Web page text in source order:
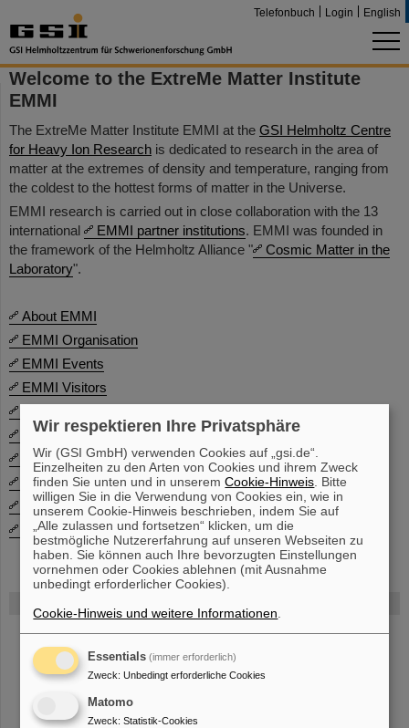
Telefonbuch Login English
Bei GSI entsteht das neue Beschleunigerzentrum FAIR.
Erfahren Sie mehr.
Welcome to the ExtreMe Matter Institute
EMMI
The ExtreMe Matter Institute EMMI at the GSI Helmholtz Centre
for Heavy Ion Research is dedicated to research in the area of
matter at the extremes of density and temperature, ranging from
the coldest to the hottest forms of matter in the Universe.
EMMI research is carried out in close collaboration with the 13
international
EMMI partner institutions. EMMI was founded in
the framework of the Helmholtz Alliance "
Cosmic Matter in the
Laboratory".
About EMMI
EMMI Organisation
EMMI Events
EMMI Visitors
EMMI for Members
Acknowledging EMMI
EMMI Contact
Helmholtz Alliance
Alliance Publications
Wir respektieren Ihre Privatsphäre
Wir (GSI GmbH) verwenden Cookies auf „gsi.de“.
Einzelheiten zu den Arten von Cookies und ihrem Zweck
finden Sie unten und in unseremCookie-Hinweis . Bitte
willigen Sie in die Verwendung von Cookies ein, wie in
unserem Cookie-Hinweis beschrieben, indem Sie auf
„Alle zulassen und fortsetzen“ klicken, um die
bestmögliche Nutzererfahrung auf unseren Webseiten zu
haben. Sie können auch Ihre bevorzugten Einstellungen
vornehmen oder Cookies ablehnen (mit Ausnahme
unbedingt erforderlicher Cookies).
Cookie-Hinweis und weitere Informationen
Essentials (immer erforderlich)
Zweck: Unbedingt erforderliche Cookies
Matomo
Zweck: Statistik-Cookies